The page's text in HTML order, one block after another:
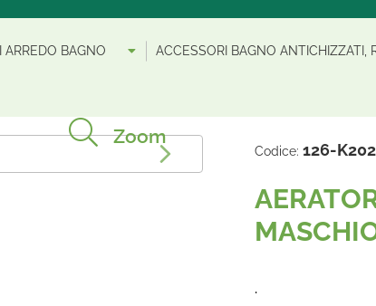
BAGNO ACCESSORI BAGNO ANTICHIZZATI,
Zoom
Codice: 126-K202
.